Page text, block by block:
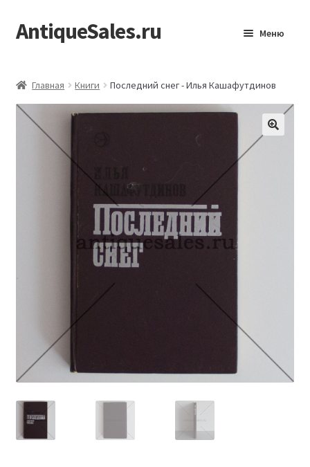
Перейти
к
Перейти
к
AntiqueSales.ru Меню
Главная Книги Последний снег - Илья Кашафутдинов